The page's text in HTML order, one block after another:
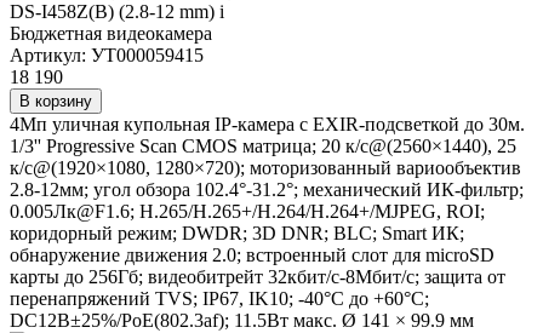
DS-I458Z(B) (2.8-12 mm) i
Бюджетная видеокамера
Артикул: УТ000059415
18 190
В корзину
4Мп уличная купольная IP-камера с EXIR-подсветкой до 30м.
1/3'' Progressive Scan CMOS матрица; 20 к/с@(2560×1440), 25
к/с@(1920×1080, 1280×720); моторизованный вариообъектив
2.8-12мм; угол обзора 102.4°-31.2°; механический ИК-фильтр;
0.005Лк@F1.6; H.265/H.265+/H.264/H.264+/MJPEG, ROI;
коридорный режим; DWDR; 3D DNR; BLC; Smart ИК;
обнаружение движения 2.0; встроенный слот для microSD
карты до 256Гб; видеобитрейт 32кбит/с-8Мбит/с; защита от
перенапряжений TVS; IP67, IK10; -40°C до +60°C;
DC12В±25%/PoE(802.3af); 11.5Вт макс. Ø 141 × 99.9 мм